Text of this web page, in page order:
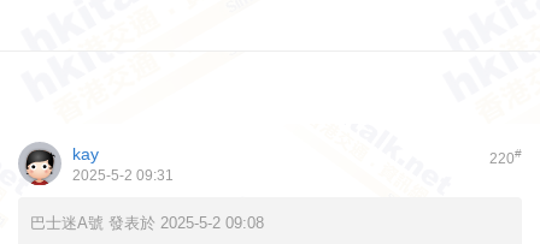
220#
kay
2025-5-2 09:31
巴士迷A號 發表於 2025-5-2 09:08